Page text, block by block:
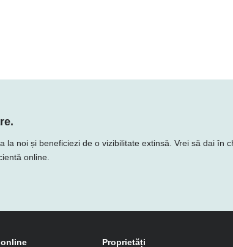
noi și beneficiezi de o vizibilitate extinsă. Vrei să dai în
online.
Proprietăți